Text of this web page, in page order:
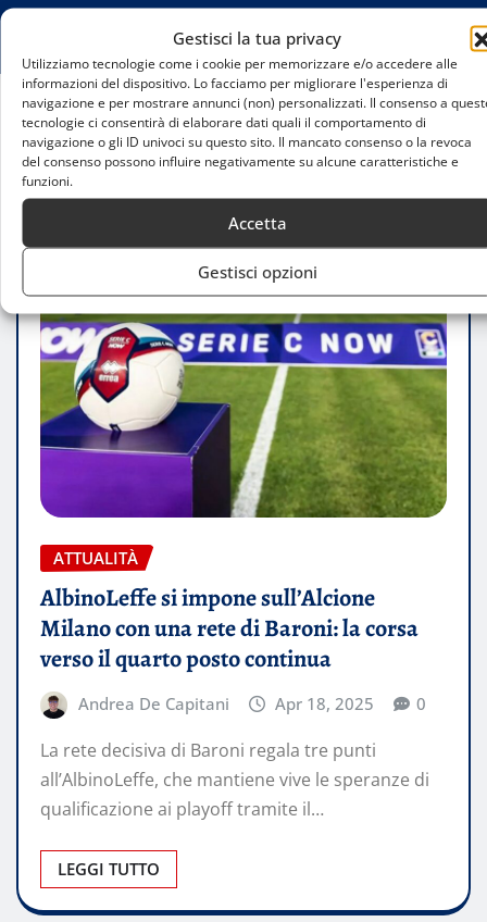
Gestisci la tua privacy
Utilizziamo tecnologie come i cookie per memorizzare e/o accedere alle
informazioni del dispositivo. Lo facciamo per migliorare l'esperienza di
navigazione e per mostrare annunci (non) personalizzati. Il consenso a
tecnologie ci consentirà di elaborare dati quali il comportamento di
navigazione o gli ID univoci su questo sito. Il mancato consenso o la revoca
del consenso possono influire negativamente su alcune caratteristiche e
funzioni.
Accetta
Gestisci opzioni
Home
AlbinoLeffe si impone sull’Alcione Milano con una
rete di Baroni: la corsa verso il quarto posto continua
ATTUALITÀ
AlbinoLeffe si impone sull’Alcione
Milano con una rete di Baroni: la corsa
verso il quarto posto continua
Andrea De Capitani Apr 18, 2025 0
La rete decisiva di Baroni regala tre punti
all’AlbinoLeffe, che mantiene vive le speranze di
qualificazione ai playoff tramite il…
LEGGI TUTTO